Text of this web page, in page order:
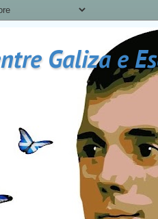
Galiza e